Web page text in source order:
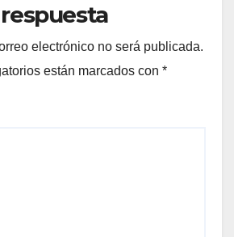
electrónico no será publicada.
están marcados con *